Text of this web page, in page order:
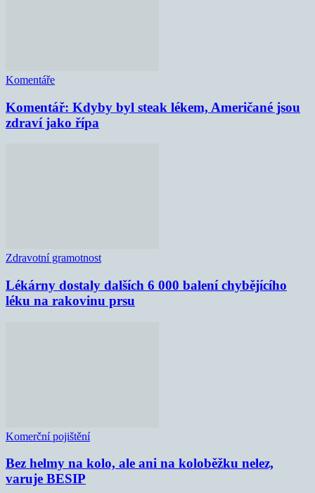
Komentáře
Komentář: Kdyby byl steak lékem, Američané jsou
zdraví jako řípa
Zdravotní gramotnost
Lékárny dostaly dalších 6 000 balení chybějícího
léku na rakovinu prsu
Komerční pojištění
Bez helmy na kolo, ale ani na koloběžku nelez,
varuje BESIP